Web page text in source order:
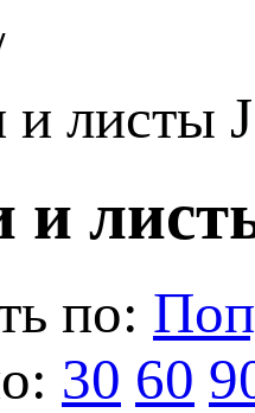
листы
по:
30 60